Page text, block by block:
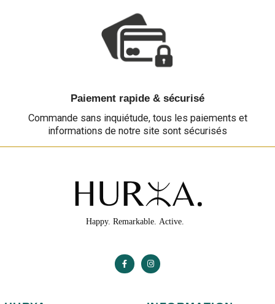
Paiement rapide & sécurisé
Commande sans inquiétude, tous les paiements et
informations de notre site sont sécurisés